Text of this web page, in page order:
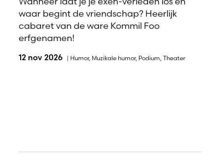
waar begint de vriendschap? Heerlijk
cabaret van de ware Kommil Foo
erfgenamen!
12 nov 2026 | Humor, Muzikale humor, Podium Theater